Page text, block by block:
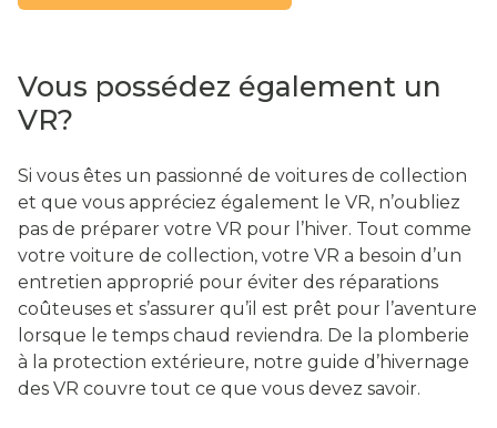
Vous possédez également un
VR?
Si vous êtes un passionné de voitures de collection
et que vous appréciez également le VR, n’oubliez
pas de préparer votre VR pour l’hiver. Tout comme
votre voiture de collection, votre VR a besoin d’un
entretien approprié pour éviter des réparations
coûteuses et s’assurer qu’il est prêt pour l’aventure
lorsque le temps chaud reviendra. De la plomberie
à la protection extérieure, notre guide d’hivernage
des VR couvre tout ce que vous devez savoir.